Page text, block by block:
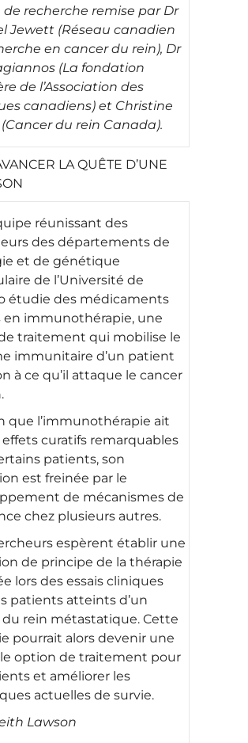
de recherche remise par Dr
Jewett (Réseau canadien
en cancer du rein), Dr
(La fondation
de l’Association des
canadiens) et Christine
(Cancer du rein Canada).
LA QUÊTE D’UNE
réunissant des
des départements de
et de génétique
de l’Université de
étudie des médicaments
en immunothérapie, une
traitement qui mobilise le
immunitaire d’un patient
à ce qu’il attaque le cancer
que l’immunothérapie ait
curatifs remarquables
patients, son
est freinée par le
de mécanismes de
chez plusieurs autres.
espèrent établir une
de principe de la thérapie
lors des essais cliniques
patients atteints d’un
du rein métastatique. Cette
pourrait alors devenir une
option de traitement pour
et améliorer les
actuelles de survie.